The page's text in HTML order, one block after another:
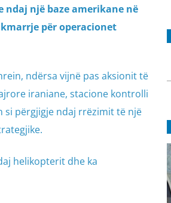
ndaj një baze amerikane në
për operacionet
ndërsa vijnë pas aksionit të
iraniane, stacione kontrolli
si përgjigje ndaj rrëzimit të një
helikopterit dhe ka